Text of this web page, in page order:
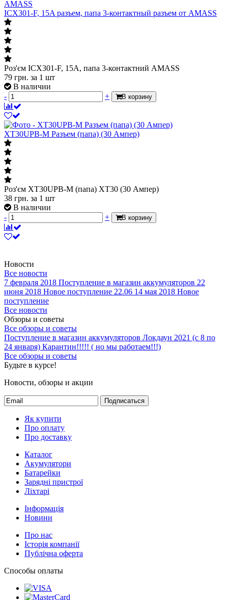
ICX301-F, 15A разъем, папа 3-контактный разъем от AMASS
Роз'єм ICX301-F, 15A, папа 3-контактний AMASS
79 грн. за 1 шт
В наличии
-
+ В корзину
XT30UPB-M Разъем (папа) (30 Ампер)
Роз'єм XT30UPB-M (папа) ХТ30 (30 Ампер)
38 грн. за 1 шт
В наличии
-
+ В корзину
Новости
Все новости
7 февраля 2018 Поступление в магазин аккумуляторов 22
июня 2018 Новое поступление 22.06 14 мая 2018 Новое
поступление
Все новости
Обзоры и советы
Все обзоры и советы
Поступление в магазин аккумуляторов Локдаун 2021 (с 8 по
24 января) Карантин!!!!! ( но мы работаем!!!)
Все обзоры и советы
Будьте в курсе!
Новости, обзоры и акции
Подписаться
Як купити
Про оплату
Про доставку
Каталог
Акумулятори
Батарейки
Зарядні пристрої
Ліхтарі
Інформація
Новини
Про нас
Історія компанії
Публічна оферта
Способы оплаты